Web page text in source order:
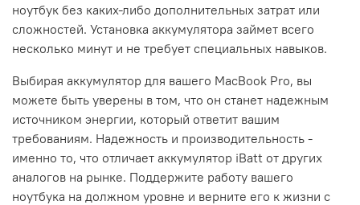
ноутбук без каких-либо дополнительных затрат или
сложностей. Установка аккумулятора займет всего
несколько минут и не требует специальных навыков.
Выбирая аккумулятор для вашего MacBook Pro, вы
можете быть уверены в том, что он станет надежным
источником энергии, который ответит вашим
требованиям. Надежность и производительность -
именно то, что отличает аккумулятор iBatt от других
аналогов на рынке. Поддержите работу вашего
ноутбука на должном уровне и верните его к жизни с